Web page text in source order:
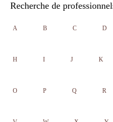
Recherche de
A B C D
H I J K
O P Q R